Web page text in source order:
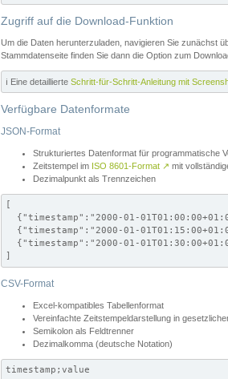
Zugriff auf die Download-Funktion
Um die Daten herunterzuladen, navigieren Sie zunächst
Stammdatenseite finden Sie dann die Option zum
ℹ️ Eine detaillierte Schritt-für-Schritt-Anleitung mit
Verfügbare Datenformate
JSON-Format
Strukturiertes Datenformat für programmatische
Zeitstempel im ISO 8601-Format ↗ mit
Dezimalpunkt als Trennzeichen
[
{"timestamp":"2000-01-
{"timestamp":"2000-01-
{"timestamp":"2000-01-
]
CSV-Format
Excel-kompatibles Tabellenformat
Vereinfachte Zeitstempeldarstellung in
Semikolon als Feldtrenner
Dezimalkomma (deutsche Notation)
timestamp;value